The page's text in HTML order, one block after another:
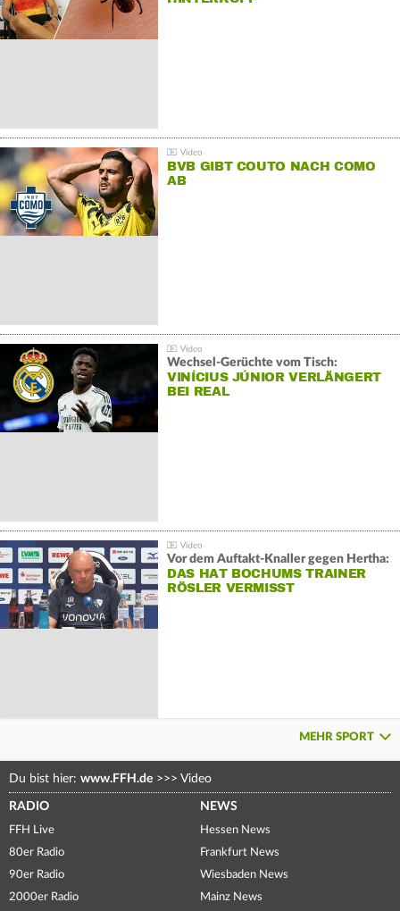
BVB GIBT COUTO NACH COMO
AB
Wechsel-Gerüchte vom Tisch:
VINÍCIUS JÚNIOR VERLÄNGERT
BEI REAL
Vor dem Auftakt-Knaller gegen Hertha:
DAS HAT BOCHUMS TRAINER
RÖSLER VERMISST
MEHR SPORT
Du bist hier: www.FFH.de >>> Video
RADIO
FFH Live
80er Radio
90er Radio
2000er Radio
NEWS
Hessen News
Frankfurt News
Wiesbaden News
Mainz News